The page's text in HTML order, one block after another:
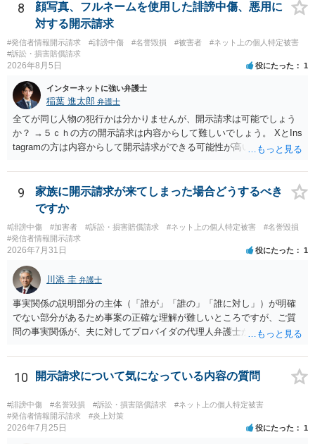
8
顔写真、フルネームを使用した誹謗中傷、悪用に
対する開示請求
#発信者情報開示請求 #誹謗中傷 #名誉毀損 #被害者
#ネット上の個人特定被害
#訴訟・損害賠償請求
2026年8月5日 役にたった 1
インターネットに強い弁護士
稲葉 進太郎 弁護士
全てが同じ人物の犯行かは分かりませんが、開示請求は可能でしょう
か？ →５ｃｈの方の開示請求は内容からして難しいでしょう。 XとIns
tagramの方は内容からして開示請求ができる可能性が高いでしょう。
いでしょう。７月中にアカウントが削除されている場合、今から進め
ても失敗する可能性が高いように思われます。 相手を特定できた場
合、相手に全ての弁護士費用を負担させることは可能でしょうか？ →
訴訟外の交渉で相手方が認めれば負担させることができるでしょう。
訴訟で判決となった場合は、実際の弁護士費用が認められる場合と認
められない場合があり何ともいえないところでしょう。
9
家族に開示請求が来てしまった場合どうするべき
ですか
#誹謗中傷 #加害者 #訴訟・損害賠償請求 #ネット上の個人特定被害
#名誉毀損
#発信者情報開示請求
2026年7月31日 役にたった 1
川添 圭 弁護士
事実関係の説明部分の主体（「誰が」「誰の」「誰に対し」）が明確
でない部分があるため事案の正確な理解が難しいところですが、ご質
問の事実関係が、夫に対してプロバイダの代理人弁護士から発信者情
情報として夫の氏名と住所が開示され、開示請求者（の代理人弁護
士）が、夫に対して内容証明郵便を送ったり訴訟の提起がなされたり
る女性？）の代理人弁護士へ、実は投稿者があなたであるという内容
とともに、あなたから連絡することもあり得ます。 夫がクレーム電話
を入れた「相手方の法律事務所」というのがプロバイダの代理人の事
10 開示請求について気になっている内容の質問
#誹謗中傷 #名誉毀損 #訴訟・損害賠償請求
#ネット上の個人特定被害
#発信者情報開示請求
#炎上対策
2026年7月25日 役にたった 1